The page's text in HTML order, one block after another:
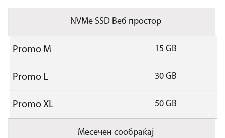
NVMe SSD Веб простор
15 GB
30 GB
50 GB
Месечен сообраќај